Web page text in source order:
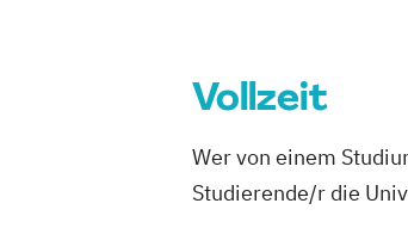
Medien- und
Public Relations und
Visual and Media
Wirtschaftspsychologie
Vollzeit
Wer von einem
Studierende/r die